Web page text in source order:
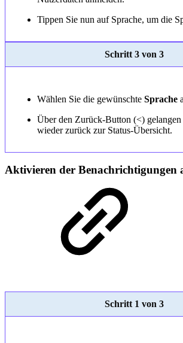
Tippen Sie nun auf Sprache, um die
Schritt 3 von 3
Wählen Sie die gewünschte Sprache
Über den Zurück-Button (<) gelangen
wieder zurück zur Status-Übersicht.
Aktivieren der Benachrichtigungen
Schritt 1 von 3